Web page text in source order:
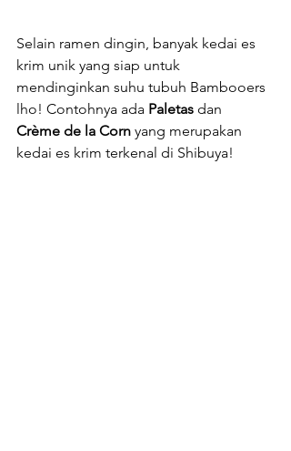
Selain ramen dingin, banyak kedai es
krim unik yang siap untuk
mendinginkan suhu tubuh Bambooers
lho! Contohnya ada Paletas dan
Crème de la Corn yang merupakan
kedai es krim terkenal di Shibuya!